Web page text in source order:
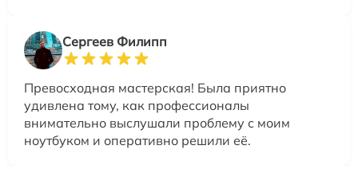
Сергеев Филипп
Превосходная мастерская! Была приятно
удивлена тому, как профессионалы
внимательно выслушали проблему с моим
ноутбуком и оперативно решили её.